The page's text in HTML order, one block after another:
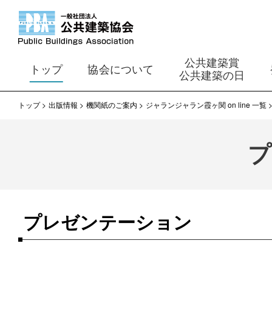
トップ 協会について
公共建築賞
公共建築の日
トップ 出版情報 機関紙のご案内 ジャランジャラン霞ヶ関 on line 一覧
プレゼンテーション